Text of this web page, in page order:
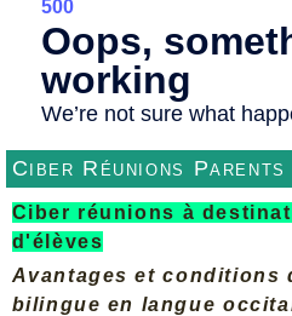
Ciber Réunions Parents
Ciber réunions à
d'élèves
Avantages et conditions
bilingue en langue